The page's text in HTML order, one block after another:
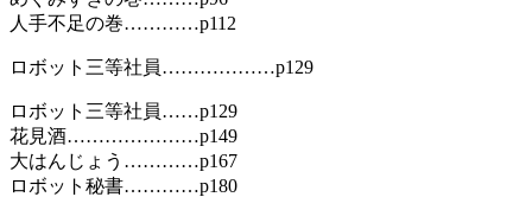
人手不足の巻…………p112
ロボット三等社員………………p129
ロボット三等社員……p129
花見酒…………………p149
大はんじょう…………p167
ロボット秘書…………p180